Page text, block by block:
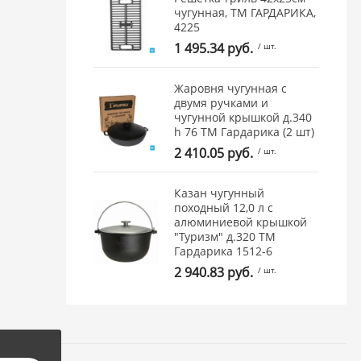
чугунная, ТМ ГАРДАРИКА,
4225
1 495.34 руб. / шт.
Жаровня чугунная с
двумя ручками и
чугунной крышкой д.340
h 76 ТМ Гардарика (2 шт)
2 410.05 руб. / шт.
Казан чугунный
походный 12,0 л с
алюминиевой крышкой
"Туризм" д.320 ТМ
Гардарика 1512-6
2 940.83 руб. / шт.